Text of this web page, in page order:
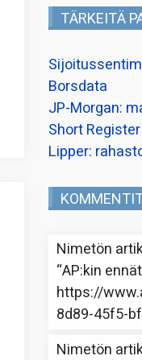
TÄRKEITÄ
Borsdata
JP-Morgan:
Short Register
Lipper:
Nimetön
“AP:kin
https://
8d89-45f5-
Nimetön